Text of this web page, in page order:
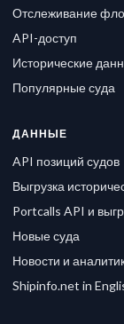
Отслеживание
API-доступ
Исторические
Популярные суда
ДАННЫЕ
API позиций судов
Выгрузка
Portcalls API и
Новые суда
Новости и
Shipinfo.net in